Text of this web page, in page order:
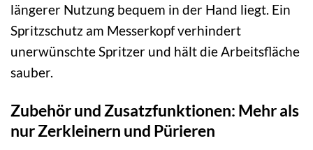
längerer Nutzung bequem in der Hand liegt. Ein
Spritzschutz am Messerkopf verhindert
unerwünschte Spritzer und hält die Arbeitsfläche
sauber.
Zubehör und Zusatzfunktionen: Mehr als
nur Zerkleinern und Pürieren